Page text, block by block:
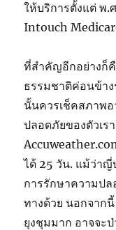
ให้บริการตั้งแต่ พ
Intouch
ที่สำคัญอีกอย่างก็
ธรรมชาติค่อนข้าง
นั้นควรเช็คสภาพ
ปลอดภัยของตัวเร
ได้ 25 วัน. แม้ว่าญี่
การรักษาความป
ทางด้วย นอกจาก
ยุงชุมมาก อาจจะป่